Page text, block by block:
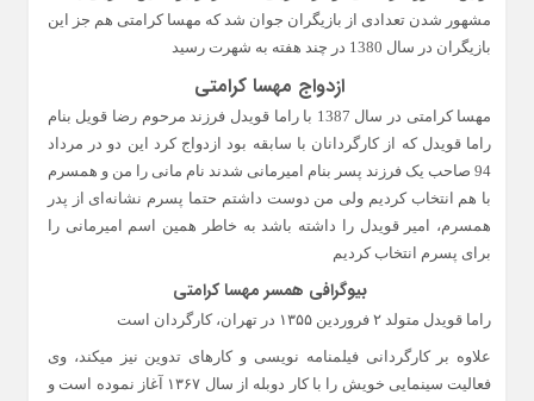
مشهور شدن تعدادی از بازیگران جوان شد که مهسا کرامتی هم جز این
بازیگران در سال 1380 در چند هفته به شهرت رسید
ازدواج مهسا کرامتی
مهسا کرامتی در سال 1387 با راما قویدل فرزند مرحوم رضا قویل بنام
راما قویدل که از کارگردانان با سابقه بود ازدواج کرد این دو در مرداد
94 صاحب یک فرزند پسر بنام امیرمانی شدند نام مانی را من و همسرم
با هم انتخاب کردیم ولی من دوست داشتم حتما پسرم نشانه‌ای از پدر
همسرم، امیر قویدل را داشته باشد به خاطر همین اسم امیر‌مانی را
برای پسرم انتخاب کردیم
بیوگرافی همسر مهسا کرامتی
راما قویدل متولد ۲ فروردین ۱۳۵۵ در تهران، کارگردان است
علاوه بر کارگردانی فیلمنامه نویسی و کارهای تدوین نیز میکند، وی
فعالیت سینمایی خویش را با کار دوبله از سال ۱۳۶۷ آغاز نموده است و